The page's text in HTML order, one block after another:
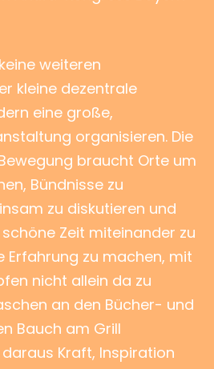
weiteren
kleine dezentrale
eine große,
organisieren. Die
braucht Orte um
Bündnisse zu
zu diskutieren und
Zeit miteinander zu
Erfahrung zu machen, mit
nicht allein da zu
an den Bücher- und
Bauch am Grill
Kraft, Inspiration